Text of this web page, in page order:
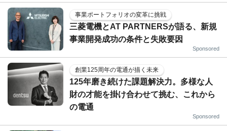
事業ポートフォリオの変革に挑戦
三菱電機とAT PARTNERSが語る、新規
事業開発成功の条件と失敗要因
Sponsored
創業125周年の電通が描く未来
125年磨き続けた課題解決力。多様な人
財の才能を掛け合わせて挑む、これから
の電通
Sponsored